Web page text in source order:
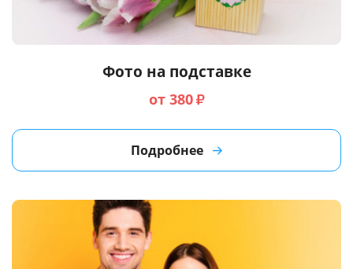
Фото на подставке
от 380₽
Подробнее